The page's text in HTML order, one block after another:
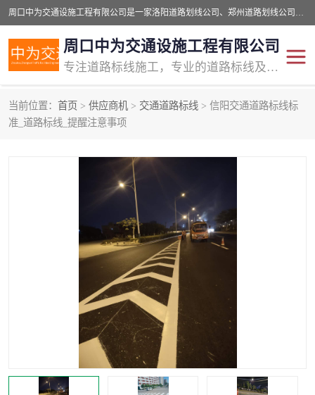
周口中为交通设施工程有限公司是一家洛阳道路划线公司、郑州道路划线公司、平顶山道路车位划线公司、开封车位划线公司、许昌道路车位划线公司、漯河道路车位划线公司，公司始终坚持“诚信、匠心、专注”的宗旨；我们的经营理念是：的服务。
周口中为交通设施工程有限公司
专注道路标线施工，专业的道路标线及交通设施施工服务商!
当前位置： 首页 > 供应商机 > 交通道路标线 > 信阳交通道路标线标
准_道路标线_提醒注意事项
交通道路标线
道路标线划线 马路标线
道路划线